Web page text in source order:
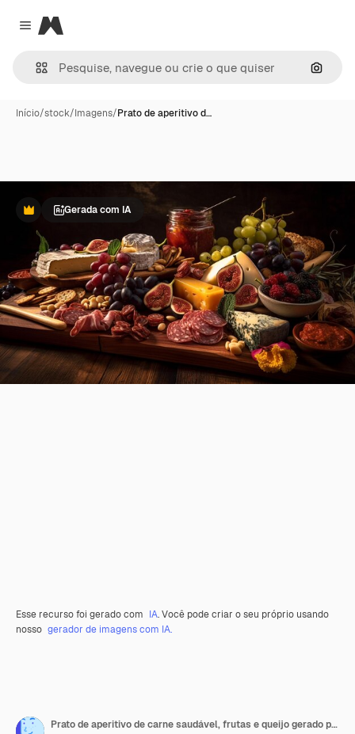
Close menu
Magnific
Início/stock/Imagens/Prato de aperitivo d…
PremiumGerada com IA
Esse recurso foi gerado com IA. Você pode criar o seu próprio usando
nosso gerador de imagens com IA.
Prato de aperitivo de carne saudável, frutas e queijo gerado por IA